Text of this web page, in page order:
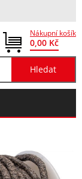
Nákupní košík
0,00 Kč